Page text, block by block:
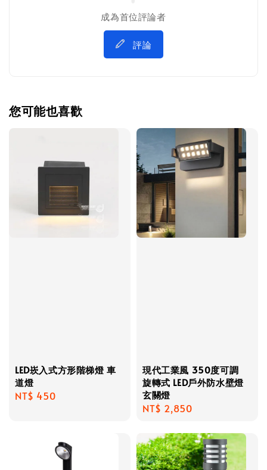
成為首位評論者
評論
您可能也喜歡
LED崁入式方形階梯燈 車
道燈
Regular
NT$ 450
現代工業風 350度可調
旋轉式 LED戶外防水壁燈
玄關燈
Regular
NT$ 2,850